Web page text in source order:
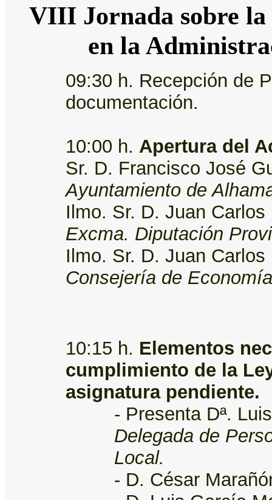
VIII Jornada sobre la
en la
09:30 h. Recepción de
documentación.
10:00 h. Apertura del
Sr. D. Francisco José
Ayuntamiento de
Ilmo. Sr. D. Juan Carlos
Excma. Diputación
Ilmo. Sr. D. Juan
Consejería de
10:15 h. Elementos
cumplimiento de la
asignatura pendiente.
- Presenta Dª.
Delegada de
Local.
- D. César